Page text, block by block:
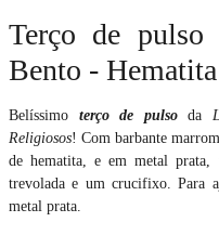
Terço de pulso
Bento - Hematita
Belíssimo terço de pulsoda
Religiosos! Com barbante
de hematita, e em metal prata,
trevolada e um crucifixo. Para
metal prata.